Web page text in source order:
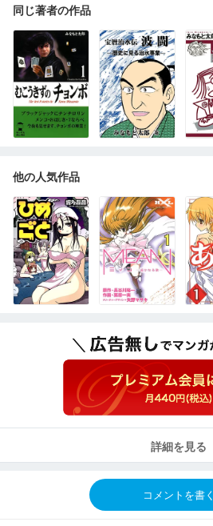
同じ著者の作品
他の人気作品
詳細を見る
コメントを書く